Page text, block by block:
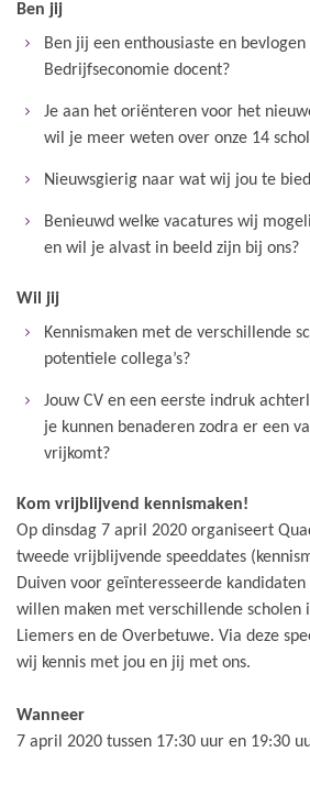
Ben jij
Ben jij een enthousiaste en bevlogen
Bedrijfseconomie docent?
Je aan het oriënteren voor het
wil je meer weten over onze 14
Nieuwsgierig naar wat wij jou te
Benieuwd welke vacatures wij
en wil je alvast in beeld zijn bij ons?
Wil jij
Kennismaken met de verschillende
potentiele collega’s?
Jouw CV en een eerste indruk
je kunnen benaderen zodra er een
vrijkomt?
Kom vrijblijvend kennismaken!
Op dinsdag 7 april 2020 organiseert
tweede vrijblijvende speeddates
Duiven voor geïnteresseerde kandidaten
willen maken met verschillende scholen
Liemers en de Overbetuwe. Via deze
wij kennis met jou en jij met ons.
Wanneer
7 april 2020 tussen 17:30 uur en 19:30